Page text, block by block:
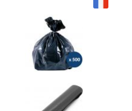
MATÉRIEL
NETTOYAGE
HYGIÈNE
PERSONNE
poubelle
100L lien
classique
x500
RÉF :
11.1065